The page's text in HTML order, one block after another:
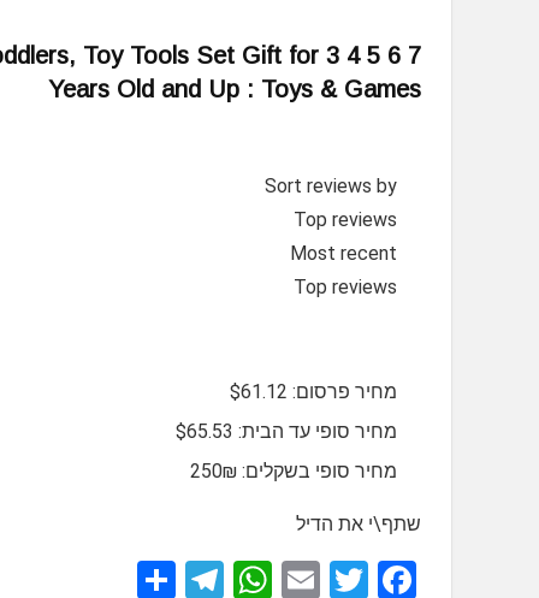
Toy Tools Set Gift for 3 4 5 6 7
Years Old and Up : Toys & Games
Sort reviews by
Top reviews
Most recent
Top reviews
מחיר פרסום: $61.12
מחיר סופי עד הבית: $65.53
מחיר סופי בשקלים: 250₪
שתף\י את הדיל
F
T
E
W
T